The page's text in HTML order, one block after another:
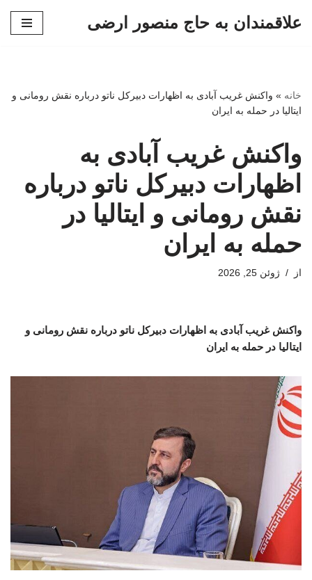
علاقمندان به حاج منصور ارضی
خانه » واکنش غریب آبادی به اظهارات دبیرکل ناتو درباره نقش رومانی و
ایتالیا در حمله به ایران
واکنش غریب آبادی به
اظهارات دبیرکل ناتو درباره
نقش رومانی و ایتالیا در
حمله به ایران
از ژوئن 25, 2026
واکنش غریب آبادی به اظهارات دبیرکل ناتو درباره نقش رومانی و
ایتالیا در حمله به ایران